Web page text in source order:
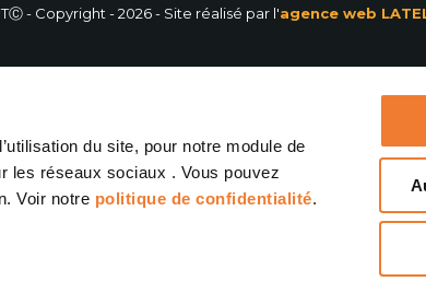
du site, pour notre module de
les réseaux sociaux . Vous pouvez
Voir notre politique de confidentialité.
Ⓒ - Copyright - 2026 - Site réalisé par l'agence web